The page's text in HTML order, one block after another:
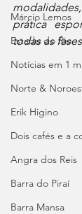
Márcio Lemos
Estado do Rio
Notícias em 1
Norte &
Erik Higino
Dois cafés e a
Angra dos Reis
Barra do Piraí
Barra Mansa
prática
todas as